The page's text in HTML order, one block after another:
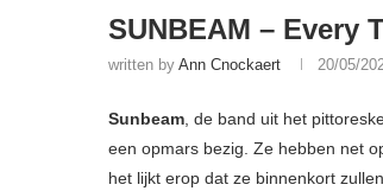
SUNBEAM – Every
written by Ann Cnockaert 20/05/
Sunbeam, de band uit het
een opmars bezig. Ze hebben net
het lijkt erop dat ze binnenkort